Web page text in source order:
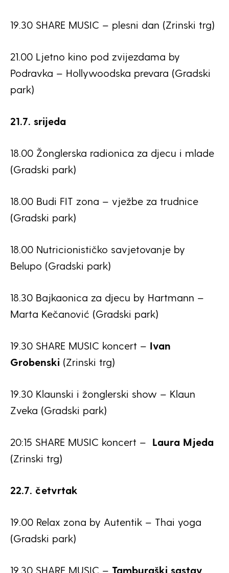
19.30 SHARE MUSIC – plesni dan (Zrinski trg)
21.00 Ljetno kino pod zvijezdama by
Podravka – Hollywoodska prevara (Gradski
park)
21.7. srijeda
18.00 Žonglerska radionica za djecu i mlade
(Gradski park)
18.00 Budi FIT zona – vježbe za trudnice
(Gradski park)
18.00 Nutricionističko savjetovanje by
Belupo (Gradski park)
18.30 Bajkaonica za djecu by Hartmann –
Marta Kečanović (Gradski park)
19.30 SHARE MUSIC koncert – Ivan
Grobenski (Zrinski trg)
19.30 Klaunski i žonglerski show – Klaun
Zveka (Gradski park)
20:15 SHARE MUSIC koncert – Laura Mjeda
(Zrinski trg)
22.7. četvrtak
19.00 Relax zona by Autentik – Thai yoga
(Gradski park)
19.30 SHARE MUSIC – Tamburaški sastav